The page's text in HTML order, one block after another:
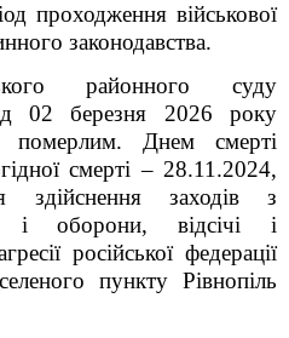
проходження військової
законодавства.
районного суду
02 березня 2026 року
померлим. Днем смерті
смерті – 28.11.2024,
здійснення заходів з
і оборони, відсічі і
російської федерації
пункту Рівнопіль